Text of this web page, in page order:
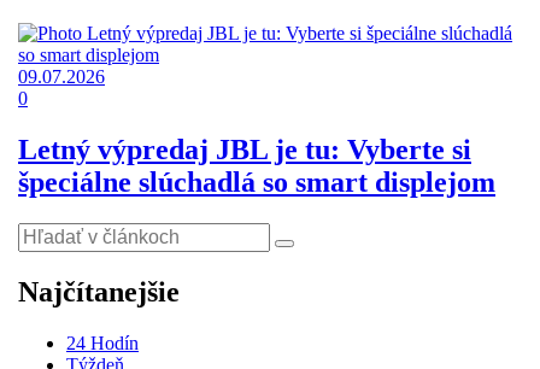
09.07.2026
0
Letný výpredaj JBL je tu: Vyberte si
špeciálne slúchadlá so smart displejom
Najčítanejšie
24 Hodín
Týždeň